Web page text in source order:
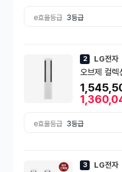
e효율등급 3등급
2 LG전자
오브제 컬
(일반배관)
비동일]
e효율등급 3등급
3 LG전자